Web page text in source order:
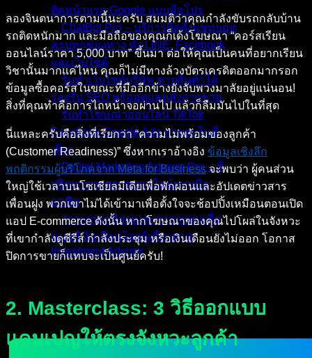
ติดหน้าแรก Google แบบมือโปร
ChatBot Pro – บริการติดตั้งแชทบอท
ครบทุกช่องทาง ทั้ง LINE, Facebook
และเว็บไซต์
รับทำเว็บไซต์บริษัท ขายสินค้าได้
รองรับ SEO พร้อมดูแลหลังการขาย
รับทำโฆษณาออนไลน์ TikTok
Facebook Google Ads ครบจบในที่
เดียว
Digital Marketing Advisor Pro – ที่
ปรึกษาการตลาดออนไลน์แบบมือ
อาชีพ
วางแผนเกษียณและการลงทุนเพื่อ
มนุษย์เงินเดือนโดยผู้เชี่ยวชาญ
Investment Advisor
ติดต่อผม
ลองจินตนาการตามนี้นะครับ สมมติว่าคุณกำลังขับรถกลับบ้าน
รถติดหนักมาก และมือถือของคุณก็เด้งโฆษณา “คอร์สเรียน
ออนไลน์ราคา 5,000 บาท” ขึ้นมา ต่อให้คุณเป็นคนที่อยากเรียน
วิชานั้นมากแค่ไหน คุณก็ไม่มีทางล้วงบัตรเครดิตออกมากรอก
ข้อมูลซื้อคอร์สในขณะที่มืออีกข้างยังจับพวงมาลัยอยู่แน่นอน!
สิ่งที่คุณทำคือการไถหน้าจอผ่านไป แล้วก็ลืมมันไปในที่สุด
นี่แหละครับคือสิ่งที่เรียกว่า “ความไม่พร้อมของลูกค้า
(Customer Readiness)” ซึ่งหากเราอ้างอิง ข้อมูลเชิงลึก
พฤติกรรมผู้บริโภคจาก Meta for Businessจะพบว่า ผู้คนส่วน
ใหญ่ใช้เวลาบนโซเชียลมีเดียเพื่อพักผ่อนและอัปเดตข่าวสาร
เพื่อนฝูง พวกเขาไม่ได้เข้ามาเพื่อตั้งใจจะช้อปปิ้งเหมือนตอนเปิด
แอป E-commerce ดังนั้น หากโฆษณาของคุณไปโผล่ในจังหวะ
ที่เขากำลังดูซีรีส์ กำลังประชุม หรือเงินเดือนยังไม่ออก โอกาส
ปิดการขายก็แทบจะเป็นศูนย์ครับ!
2. Masterclass: 3 วิธีออกแบบ
แคมเปญให้ตรงจังหวะลูกค้า